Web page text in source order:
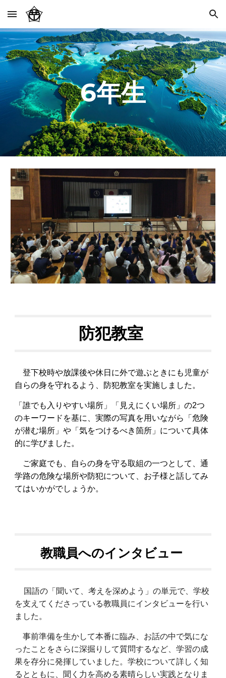
Skip to main content Skip to navigation
6年生
防犯教室
登下校時や放課後や休日に外で遊ぶときにも 児童が
自らの身を守れるよう、防犯教室を実施しました。
「誰でも入りやすい場所」「見えにくい場所」の2つ
のキーワードを基に、実際の写真を用いながら「危険
が潜む場所」や「気をつけるべき箇所」について具体
的に学びました。
ご家庭でも、自らの身を守る取組の一つとして、通
学路の危険な場所や防犯について、お子様と話してみ
てはいかがでしょうか。
教職員へのインタビュー
国語の「聞いて、考えを深めよう」の単元で、学校
を支えてくださっている教職員にインタビューを行い
ました。
事前準備を生かして本番に臨み、お話の中で気にな
ったことをさらに深掘りして質問するなど、学習の成
果を存分に発揮していました。学校について詳しく知
るとともに、聞く力を高める素晴らしい実践となりま